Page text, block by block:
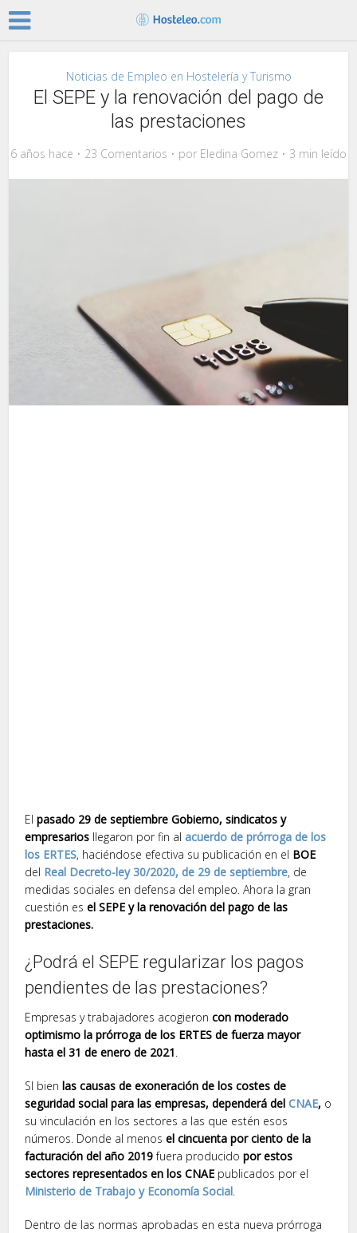
Noticias de Empleo en Hostelería y Turismo
El SEPE y la renovación del pago de
las prestaciones
6 años hace 23 Comentarios por Eledina Gomez 3 min leído
Elpasado 29 de septiembre Gobierno, sindicatos y
empresarios llegaron por fin al acuerdo de prórroga de los
los ERTES, haciéndose efectiva su publicación en el BOE
del Real Decreto-ley 30/2020, de 29 de septiembre, de
medidas sociales en defensa del empleo. Ahora la gran
cuestión esel SEPE y la renovación del pago de las
prestaciones.
¿Podrá el SEPE regularizar los pagos
pendientes de las prestaciones?
Empresas y trabajadores acogieroncon moderado
optimismo la prórroga de los ERTES de fuerza mayor
hasta el 31 de enero de 2021
SI bienlas causas de exoneración de los costes de
seguridad social para las empresas, dependerá del CNAE, o
su vinculación en los sectores a las que estén esos
números. Donde al menosel cincuenta por ciento de la
facturación del año 2019fuera producido por estos
sectores representados en los CNAE publicados por el
Ministerio de Trabajo y Economía Social
Dentro de las normas aprobadas en esta nueva prórroga